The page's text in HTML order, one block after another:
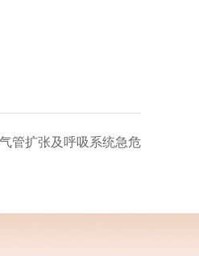
管扩张及呼吸系统急危